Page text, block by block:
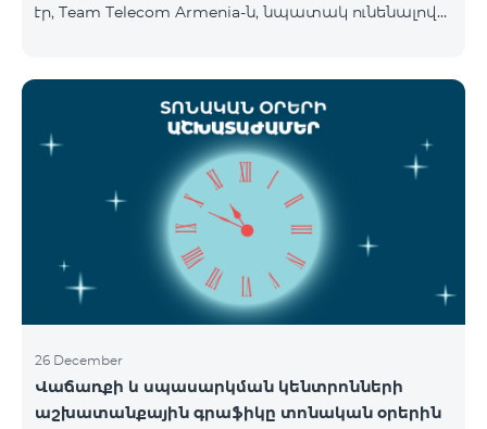
էր, Team Telecom Armenia-ն, նպատակ ունենալով
կունենա փուլային տարբերակով: Առաջին փուլով
ցանցը կանջատվի Տավուշի և Լոռու մարզերում՝
2026թ.-ի հունվարի 15-ից: Ծառայությունների
անխափան հասանելությունն ապահովելու
նպատակով շարունակում է գործել հատուկ
առաջարկ, որը հնարավորություն է ընձեռում ձեռք
բերել նոր տեխնոլոգիաներով աշխատող բջջային
հեռախոսնե
26 December
Վաճառքի և սպասարկման կենտրոնների
աշխատանքային գրաֆիկը տոնական օրերին